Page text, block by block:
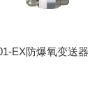
EX防爆氧变送器